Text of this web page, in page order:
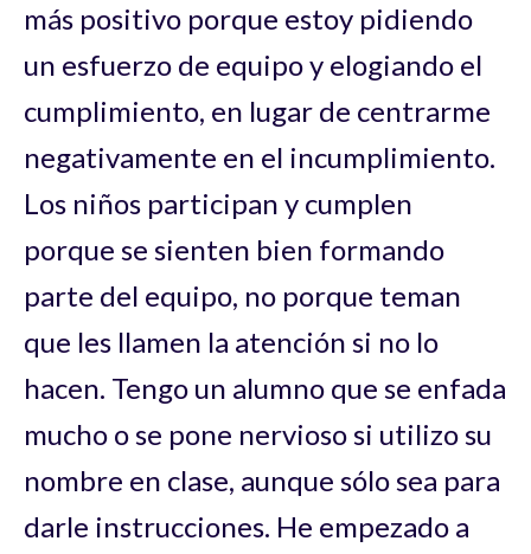
más positivo porque estoy pidiendo
un esfuerzo de equipo y elogiando el
cumplimiento, en lugar de centrarme
negativamente en el incumplimiento.
Los niños participan y cumplen
porque se sienten bien formando
parte del equipo, no porque teman
que les llamen la atención si no lo
hacen. Tengo un alumno que se enfada
mucho o se pone nervioso si utilizo su
nombre en clase, aunque sólo sea para
darle instrucciones. He empezado a